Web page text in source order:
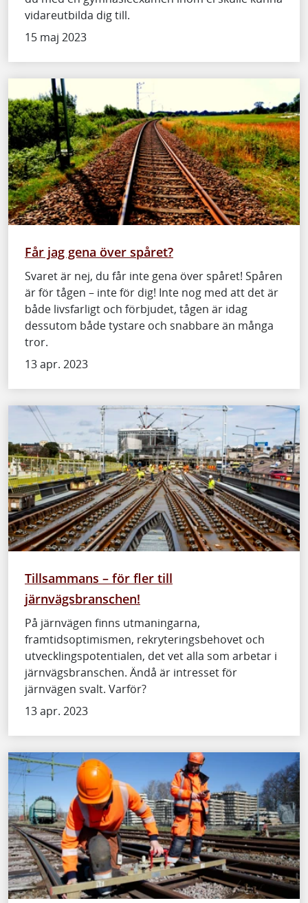
vidareutbilda dig till.
15 maj 2023
Får jag gena över spåret?
Svaret är nej, du får inte gena över spåret! Spåren
är för tågen – inte för dig! Inte nog med att det är
både livsfarligt och förbjudet, tågen är idag
dessutom både tystare och snabbare än många
tror.
13 apr. 2023
Tillsammans – för fler till
järnvägsbranschen!
På järnvägen finns utmaningarna,
framtidsoptimismen, rekryteringsbehovet och
utvecklingspotentialen, det vet alla som arbetar i
järnvägsbranschen. Ändå är intresset för
järnvägen svalt. Varför?
13 apr. 2023